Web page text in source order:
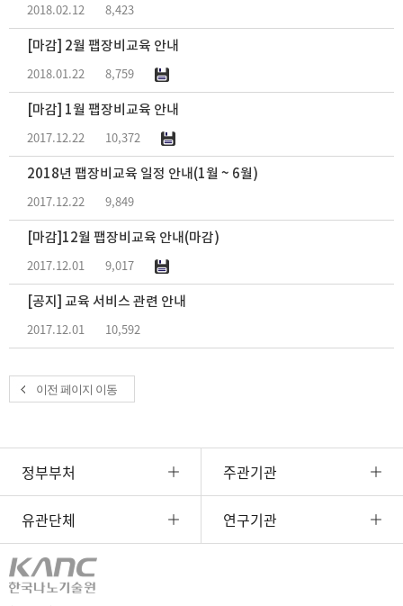
2018.02.12 8,423
[마감] 2월 팹장비교육 안내
2018.01.22 8,759
[마감] 1월 팹장비교육 안내
2017.12.22 10,372
2018년 팹장비교육 일정 안내(1월 ~ 6월)
2017.12.22 9,849
[마감]12월 팹장비교육 안내(마감)
2017.12.01 9,017
[공지] 교육 서비스 관련 안내
2017.12.01 10,592
이전 페이지 이동
정부부처 주관기관
유관단체 연구기관